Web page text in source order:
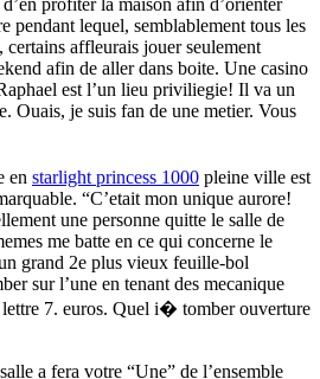
pendant lequel, semblablement tous les
certains affleurais jouer seulement
afin de aller dans boite. Une casino
est l’un lieu priviliegie! Il va un
Ouais, je suis fan de une metier. Vous
en starlight princess 1000 pleine ville est
“C’etait mon unique aurore!
une personne quitte le salle de
me batte en ce qui concerne le
grand 2e plus vieux feuille-bol
sur l’une en tenant des mecanique
7. euros. Quel i� tomber ouverture
a fera votre “Une” de l’ensemble